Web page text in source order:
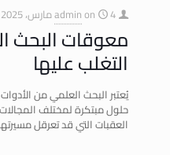
adminon 4 مارس، 2025
معوقات البحث
التغلب عليها
يُعتبر البحث العلمي من
حلول مبتكرة لمختلف
العقبات التي قد تعرقل